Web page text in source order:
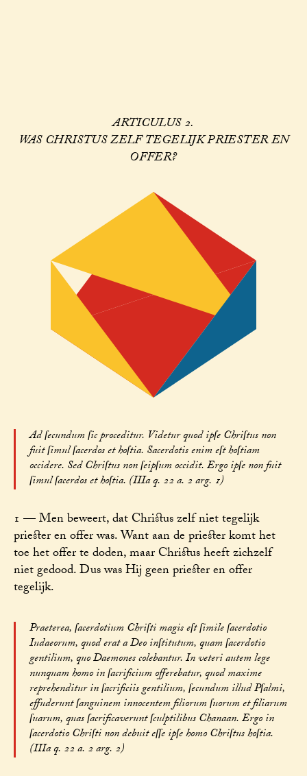
ARTICULUS 2.
WAS CHRISTUS ZELF TEGELIJK PRIESTER EN
OFFER?
Ad ſecundum ſic proceditur. Videtur quod ipſe Chriſtus non
fuit ſimul ſacerdos et hoſtia. Sacerdotis enim eſt hoſtiam
occidere. Sed Chriſtus non ſeipſum occidit. Ergo ipſe non fuit
ſimul ſacerdos et hoſtia. (IIIa q. 22 a. 2 arg. 1)
1 — Men beweert, dat Christus zelf niet tegelijk
priester en offer was. Want aan de priester komt het
toe het offer te doden, maar Christus heeft zichzelf
niet gedood. Dus was Hij geen priester en offer
tegelijk.
Praeterea, ſacerdotium Chriſti magis eſt ſimile ſacerdotio
Iudaeorum, quod erat a Deo inſtitutum, quam ſacerdotio
gentilium, quo Daemones colebantur. In veteri autem lege
nunquam homo in ſacrificium offerebatur, quod maxime
reprehenditur in ſacrificiis gentilium, ſecundum illud Pſalmi,
effuderunt ſanguinem innocentem filiorum ſuorum et filiarum
ſuarum, quas ſacrificaverunt ſculptilibus Chanaan. Ergo in
ſacerdotio Chriſti non debuit eſſe ipſe homo Chriſtus hoſtia.
(IIIa q. 22 a. 2 arg. 2)